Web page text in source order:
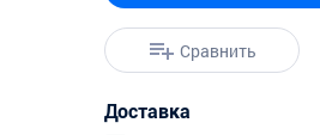
Сравнить
Доставка